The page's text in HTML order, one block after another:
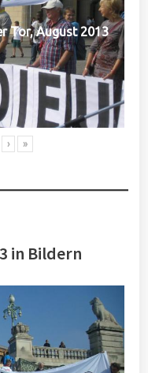
Tor, August 2013
› »
in Bildern